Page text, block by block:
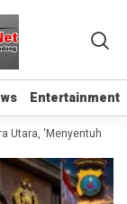
Entertainment
Entertainment
‘Menyentuh Hati